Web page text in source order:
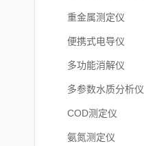
重金属测定仪
便携式电导仪
多功能消解仪
多参数水质分析仪
COD测定仪
氨氮测定仪